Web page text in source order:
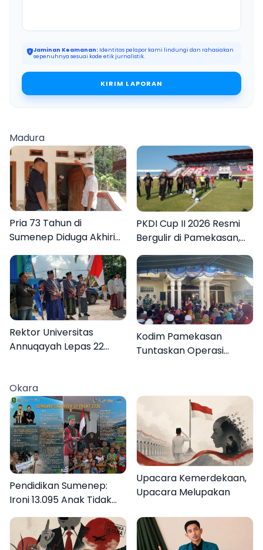
Jaminan Keamanan: Identitas pelapor kami lindungi dan rahasiakan
sepenuhnya sesuai kode etik jurnalistik.
KIRIM LAPORAN
Madura
Pria 73 Tahun di
Sumenep Diduga Akhiri
PKDI Cup II 2026 Resmi
Bergulir di Pamekasan,
Desa se-Madura Rebut
Tiket ke Tingkat Nasional
Rektor Universitas
Annuqayah Lepas 22
Suci dan Jeddah
Kodim Pamekasan
Tuntaskan Operasi
Lebih Jelas
Okara
Pendidikan Sumenep:
Ironi 13.095 Anak Tidak
Sekolah Menyaksikan
Semarak Festival
Kalender Event 2026
Upacara Kemerdekaan,
Upacara Melupakan